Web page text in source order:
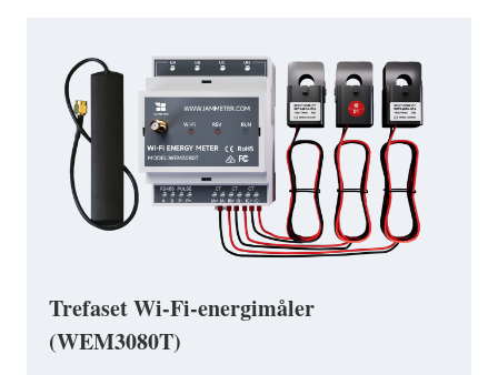
Trefaset Wi-Fi-energimåler
(WEM3080T)